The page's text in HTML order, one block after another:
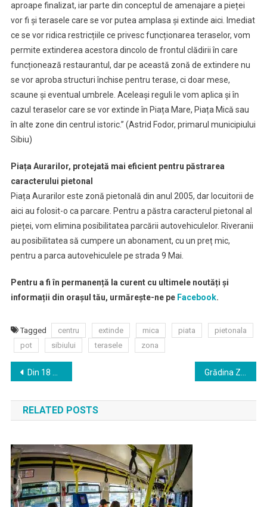
aproape finalizat, iar parte din conceptul de amenajare a pieței
vor fi și terasele care se vor putea amplasa și extinde aici. Imediat
ce se vor ridica restricțiile ce privesc funcționarea teraselor, vom
permite extinderea acestora dincolo de frontul clădirii în care
funcționează restaurantul, dar pe această zonă de extindere nu
se vor aproba structuri închise pentru terase, ci doar mese,
scaune și eventual umbrele. Aceleași reguli le vom aplica și în
cazul teraselor care se vor extinde în Piața Mare, Piața Mică sau
în alte zone din centrul istoric.” (Astrid Fodor, primarul municipiului
Sibiu)
Piața Aurarilor, protejată mai eficient pentru păstrarea
caracterului pietonal
Piața Aurarilor este zonă pietonală din anul 2005, dar locuitorii de
aici au folosit-o ca parcare. Pentru a păstra caracterul pietonal al
pieței, vom elimina posibilitatea parcării autovehiculelor. Riveranii
au posibilitatea să cumpere un abonament, cu un preț mic,
pentru a parca autovehiculele pe strada 9 Mai.
Pentru a fi în permanență la curent cu ultimele noutăți și
informații din orașul tău, urmărește-ne pe Facebook.
Tagged centru extinde mica piata
pietonala
pot
sibiului terasele zona
Navigare
în
articole
Din 18 mai, direcțiile și serviciile Primăriei Sibiu reiau audiențele cu cetățenii
RELATED POSTS